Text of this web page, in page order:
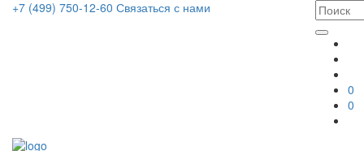
+7 (499) 750-12-60 Связаться с нами
0
0